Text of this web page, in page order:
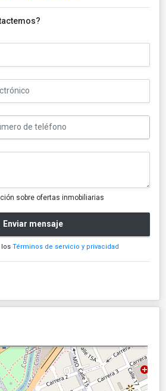
sobre ofertas inmobiliarias
Enviar mensaje
los Términos de servicio y privacidad